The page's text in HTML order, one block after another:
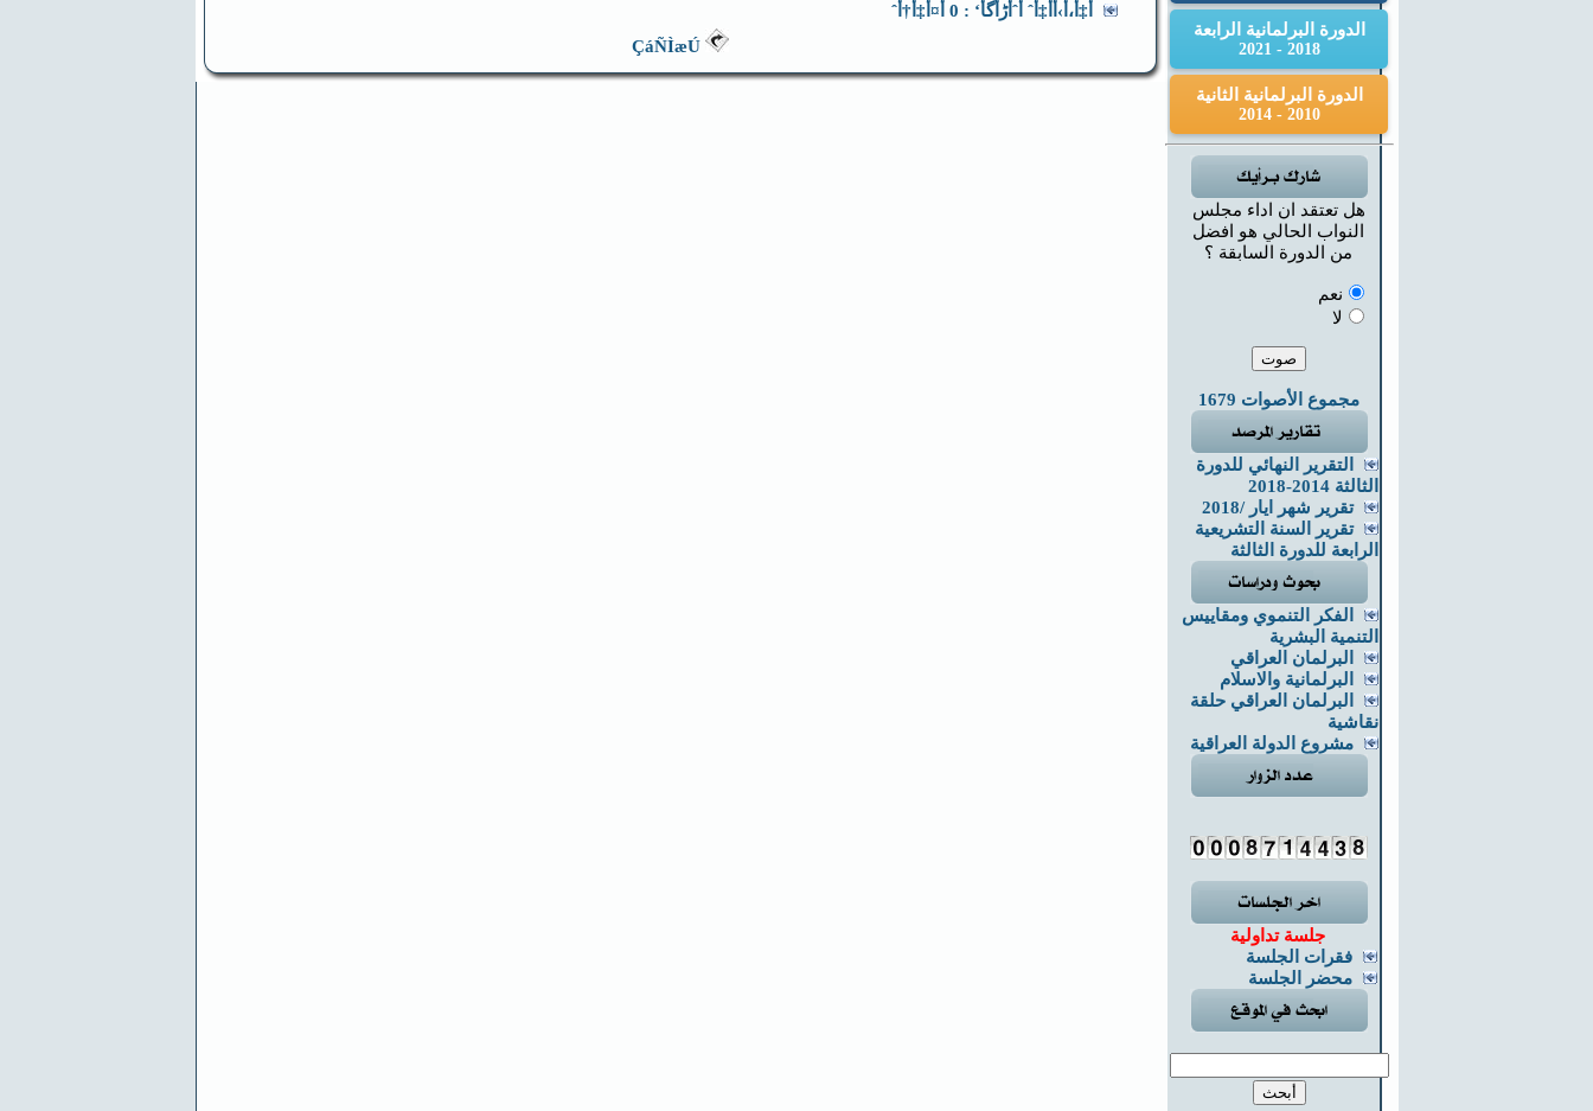
الدورة البرلمانية الرابعة
2018 - 2021
الدورة البرلمانية الثانية
2010 - 2014
هل تعتقد ان اداء مجلس
النواب الحالي هو افضل
من الدورة السابقة ؟
نعم
لا
مجموع الأصوات 1679
التقرير النهائي للدورة
الثالثة 2014-2018
تقرير شهر ايار /2018
تقرير السنة التشريعية
الرابعة للدورة الثالثة
الفكر التنموي ومقاييس
التنمية البشرية
البرلمان العراقي
البرلمانية والاسلام
البرلمان العراقي حلقة
نقاشية
مشروع الدولة العراقية
جلسة تداولية
فقرات الجلسة
محضر الجلسة
أ‡أ،أ›أ­أ‡أˆ أˆأڑأگأ‘ : 0 أ¤أ‡أ†أˆ